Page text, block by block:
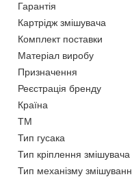
Гарантія
Картрідж змішувача
Комплект поставки
Матеріал виробу
Призначення
Реєстрація бренду
Країна
ТМ
Тип гусака
Тип кріплення змішувача
Тип механізму